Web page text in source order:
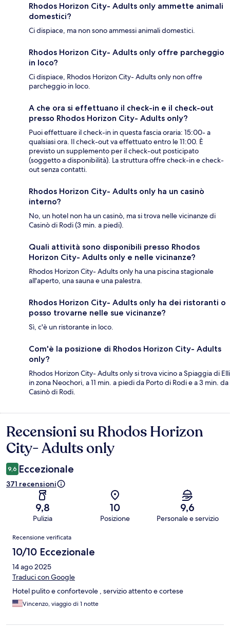
Rhodos Horizon City- Adults only ammette animali
domestici?
Ci dispiace, ma non sono ammessi animali domestici.
Rhodos Horizon City- Adults only offre parcheggio
in loco?
Ci dispiace, Rhodos Horizon City- Adults only non offre
parcheggio in loco.
A che ora si effettuano il check-in e il check-out
presso Rhodos Horizon City- Adults only?
Puoi effettuare il check-in in questa fascia oraria: 15:00- a
qualsiasi ora. Il check-out va effettuato entro le 11:00. È
previsto un supplemento per il check-out posticipato
(soggetto a disponibilità). La struttura offre check-in e check-
out senza contatti.
Rhodos Horizon City- Adults only ha un casinò
interno?
No, un hotel non ha un casinò, ma si trova nelle vicinanze di
Casinò di Rodi (3 min. a piedi).
Quali attività sono disponibili presso Rhodos
Horizon City- Adults only e nelle vicinanze?
Rhodos Horizon City- Adults only ha una piscina stagionale
all'aperto, una sauna e una palestra.
Rhodos Horizon City- Adults only ha dei ristoranti o
posso trovarne nelle sue vicinanze?
Sì, c'è un ristorante in loco.
Com'è la posizione di Rhodos Horizon City- Adults
only?
Rhodos Horizon City- Adults only si trova vicino a Spiaggia di Elli
in zona Neochori, a 11 min. a piedi da Porto di Rodi e a 3 min. da
Casinò di Rodi.
Recensioni
Recensioni su Rhodos Horizon
City- Adults only
9,6 Eccezionale
371 recensioni
9,8
Pulizia
10
Posizione
9,6
Personale e servizio
Recensioni
Recensione verificata
10/10 Eccezionale
14 ago 2025
Traduci con Google
Hotel pulito e confortevole , servizio attento e cortese
Vincenzo, viaggio di 1 notte